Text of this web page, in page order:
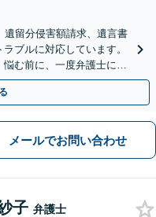
遺留分侵害額請求、遺言書
ブルに対応しています。
む前に、一度弁護士にご
日対応】
メールでお問い合わせ
子 弁護士